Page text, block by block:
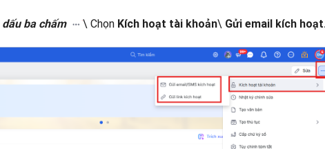
dấu ba chấm \ Chọn Kích hoạt tài khoản\ Gửi email kích